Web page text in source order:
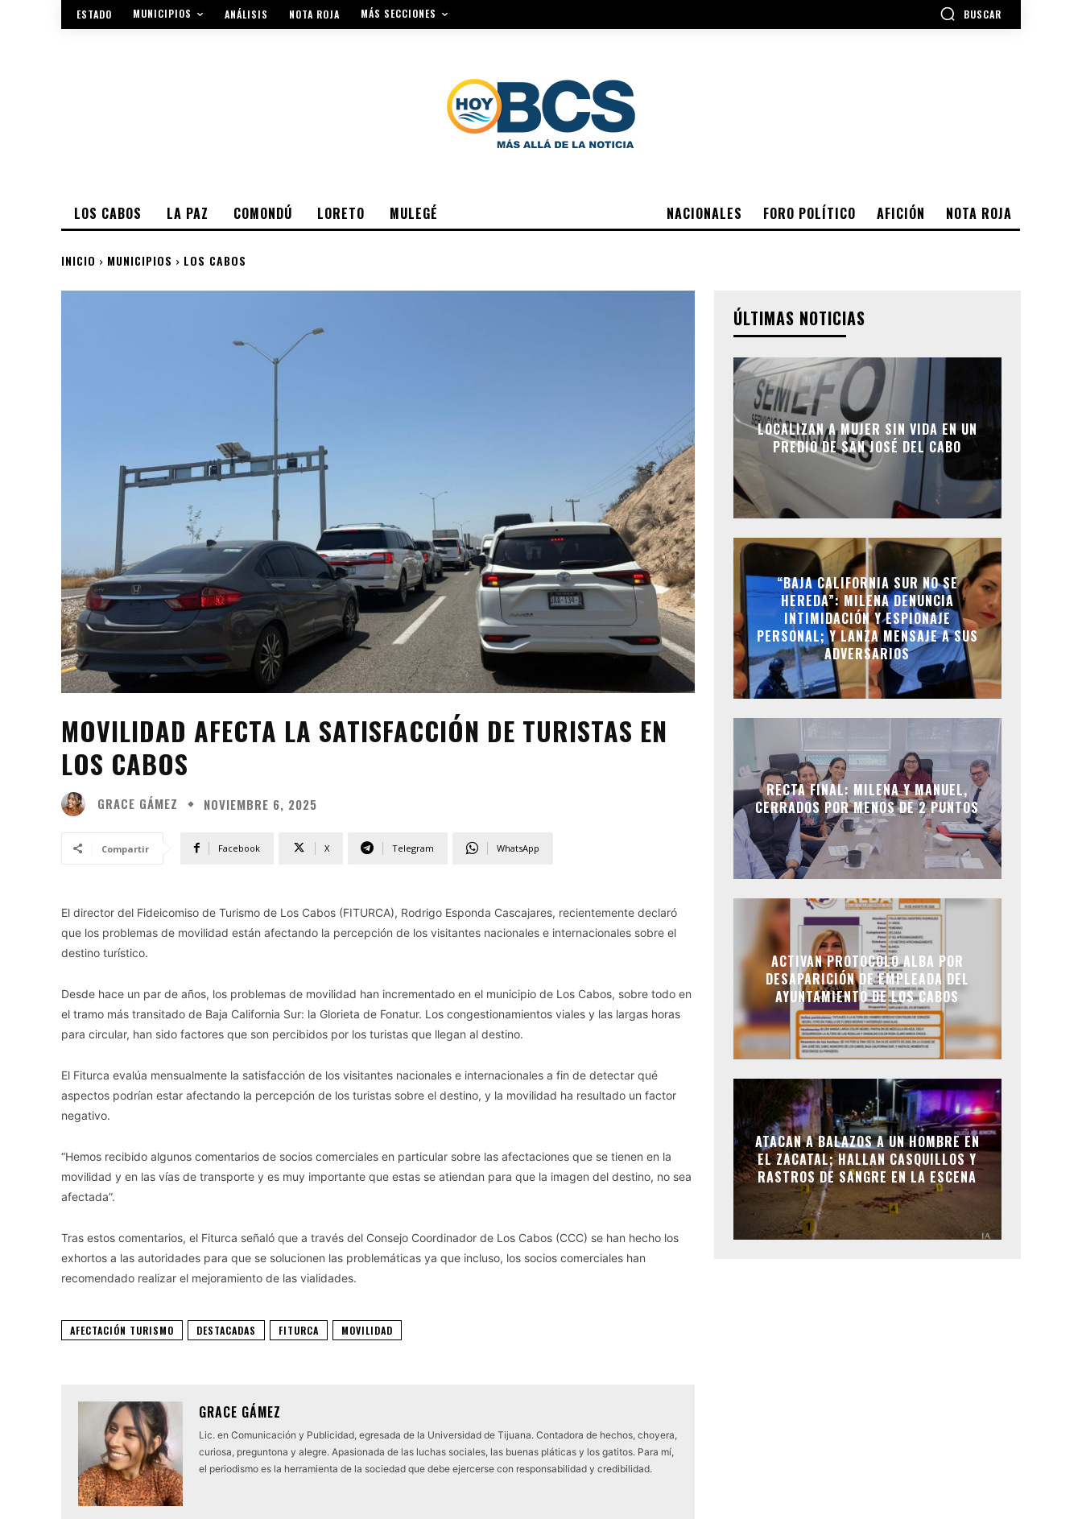
ESTADO MUNICIPIOS ANÁLISIS NOTA ROJA MÁS SECCIONES BUSCAR
NACIONALES FORO POLÍTICO AFICIÓN NOTA ROJA
LOS CABOS LA PAZ COMONDÚ LORETO MULEGÉ
INICIO MUNICIPIOS LOS CABOS
MOVILIDAD AFECTA LA SATISFACCIÓN DE TURISTAS EN
LOS CABOS
GRACE GÁMEZ NOVIEMBRE 6, 2025
Compartir Facebook X Telegram WhatsApp
El director del Fideicomiso de Turismo de Los Cabos (FITURCA), Rodrigo Esponda Cascajares, recientemente declaró
que los problemas de movilidad están afectando la percepción de los visitantes nacionales e internacionales sobre el
destino turístico.
Desde hace un par de años, los problemas de movilidad han incrementado en el municipio de Los Cabos, sobre todo en
el tramo más transitado de Baja California Sur: la Glorieta de Fonatur. Los congestionamientos viales y las largas horas
para circular, han sido factores que son percibidos por los turistas que llegan al destino.
El Fiturca evalúa mensualmente la satisfacción de los visitantes nacionales e internacionales a fin de detectar qué
aspectos podrían estar afectando la percepción de los turistas sobre el destino, y la movilidad ha resultado un factor
negativo.
“Hemos recibido algunos comentarios de socios comerciales en particular sobre las afectaciones que se tienen en la
movilidad y en las vías de transporte y es muy importante que estas se atiendan para que la imagen del destino, no sea
afectada”.
Tras estos comentarios, el Fiturca señaló que a través del Consejo Coordinador de Los Cabos (CCC) se han hecho los
exhortos a las autoridades para que se solucionen las problemáticas ya que incluso, los socios comerciales han
recomendado realizar el mejoramiento de las vialidades.
AFECTACIÓN TURISMO DESTACADAS FITURCA MOVILIDAD
GRACE GÁMEZ
Lic. en Comunicación y Publicidad, egresada de la Universidad de Tijuana. Contadora de hechos, choyera,
curiosa, preguntona y alegre. Apasionada de las luchas sociales, las buenas pláticas y los gatitos. Para mí,
el periodismo es la herramienta de la sociedad que debe ejercerse con responsabilidad y credibilidad.
ÚLTIMAS NOTICIAS
LOCALIZAN A MUJER SIN VIDA EN UN
PREDIO DE SAN JOSÉ DEL CABO
“BAJA CALIFORNIA SUR NO SE
HEREDA”: MILENA DENUNCIA
INTIMIDACIÓN Y ESPIONAJE
PERSONAL; Y LANZA MENSAJE A SUS
ADVERSARIOS
RECTA FINAL: MILENA Y MANUEL,
CERRADOS POR MENOS DE 2 PUNTOS
ACTIVAN PROTOCOLO ALBA POR
DESAPARICIÓN DE EMPLEADA DEL
AYUNTAMIENTO DE LOS CABOS
ATACAN A BALAZOS A UN HOMBRE EN
EL ZACATAL; HALLAN CASQUILLOS Y
RASTROS DE SANGRE EN LA ESCENA